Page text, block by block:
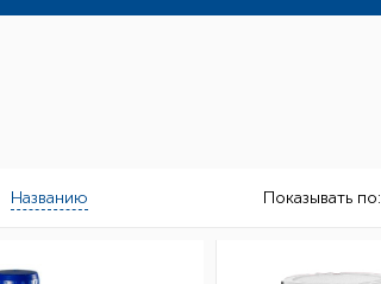
Названию Показывать по: